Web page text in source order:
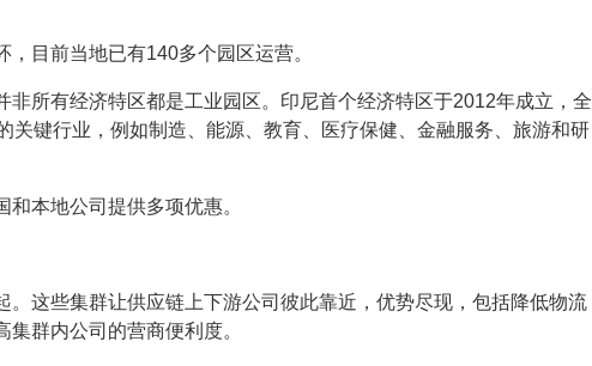
目前当地已有140多个园区运营。
非所有经济特区都是工业园区。印尼首个经济特区于2012年成立，全
关键行业，例如制造、能源、教育、医疗保健、金融服务、旅游和研
本地公司提供多项优惠。
。这些集群让供应链上下游公司彼此靠近，优势尽现，包括降低物流
群内公司的营商便利度。